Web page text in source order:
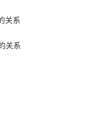
关系
关系